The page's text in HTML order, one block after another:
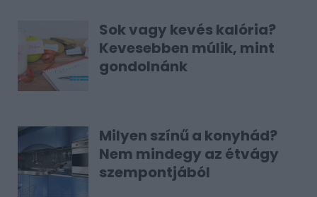
Sok vagy kevés kalória?
Kevesebben múlik, mint
gondolnánk
Milyen színű a konyhád?
Nem mindegy az étvágy
szempontjából